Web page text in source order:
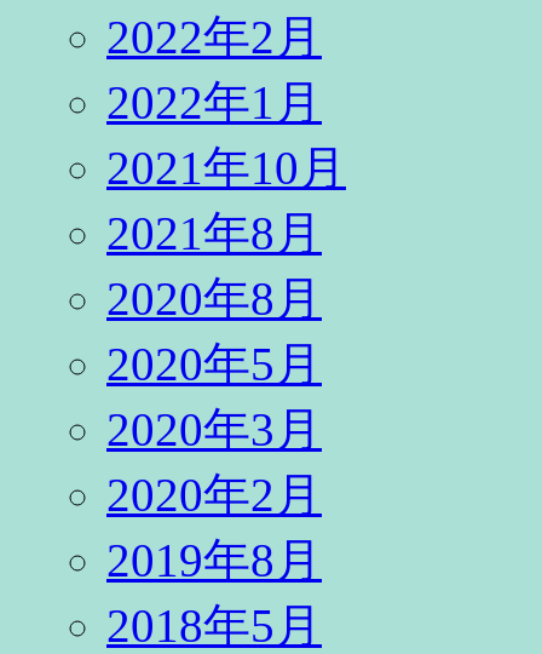
2022年2月
2022年1月
2021年10月
2021年8月
2020年8月
2020年5月
2020年3月
2020年2月
2019年8月
2018年5月